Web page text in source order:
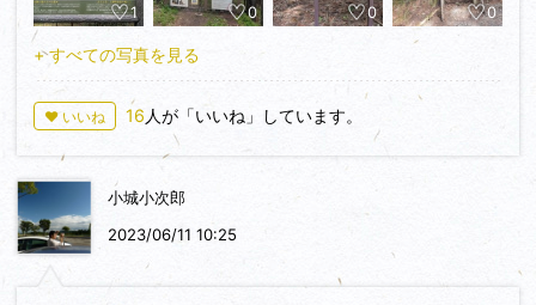
に着けた方が良いかもよ。
この城は比高が400ｍあって、それだけでもなかなかのボリュ
ーミーなんだけど、それ以上に登城道が岩だらけでヒザに厳し
いです。これだけ登りにくい登城道もなかなか無いですわ。し
ばらく登って行くと、道が城址方面に折れて、その先に堀切が
あります。
まずは四郭とされる、櫛橋丸を攻略します。この辺の道も急で
滑りやすいので注意。その先は尾根上に二の丸・馬場・本丸と
続いて、その先に三の丸があり、周囲には複数の腰郭が付いて
いるようです。
1 0 0 0
+ すべての写真を見る
♥ いいね 16 人が「いいね」しています。
小城小次郎
2023/06/11 10:25